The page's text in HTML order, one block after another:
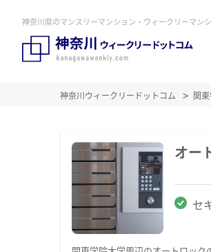
神奈川県のマンスリーマンション・ウィークリーマン
神奈川ウィークリードットコム 関
オー
セ